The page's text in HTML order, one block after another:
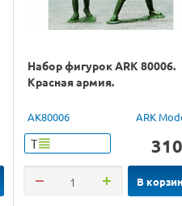
Набор фигурок ARK 80006.
Красная армия.
AK80006 ARK
Т 310
В